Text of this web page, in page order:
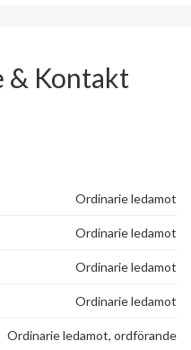
& Kontakt
Ordinarie ledamot
Ordinarie ledamot
Ordinarie ledamot
Ordinarie ledamot
Ordinarie ledamot, ordförande